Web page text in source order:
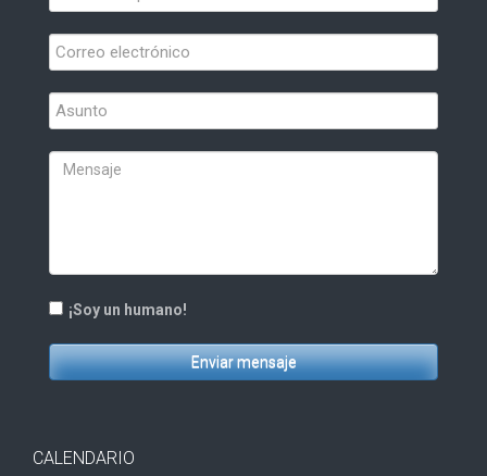
¡Soy un humano!
Enviar mensaje
CALENDARIO